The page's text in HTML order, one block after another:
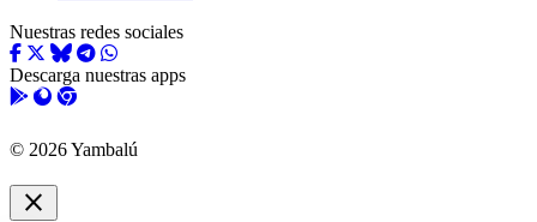
Nuestras redes sociales
Descarga nuestras apps
© 2026 Yambalú
close